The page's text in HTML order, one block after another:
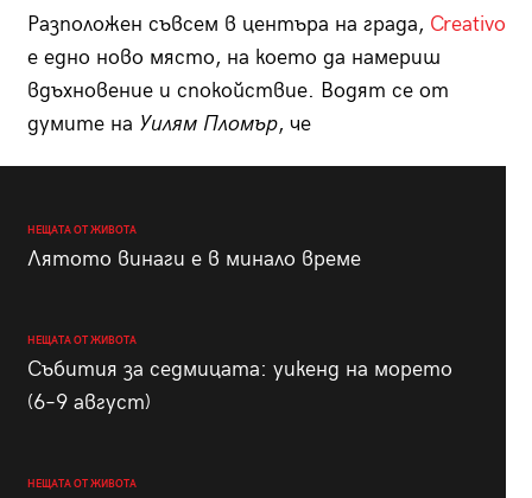
Разположен съвсем в центъра на града, Creativo
e едно ново място, на което да намериш
вдъхновение и спокойствие. Водят се от
думите на Уилям Пломър, че
НЕЩАТА ОТ ЖИВОТА
Лятото винаги е в минало време
НЕЩАТА ОТ ЖИВОТА
Събития за седмицата: уикенд на морето
(6–9 август)
НЕЩАТА ОТ ЖИВОТА